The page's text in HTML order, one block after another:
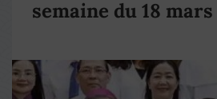
semaine du 18 mars